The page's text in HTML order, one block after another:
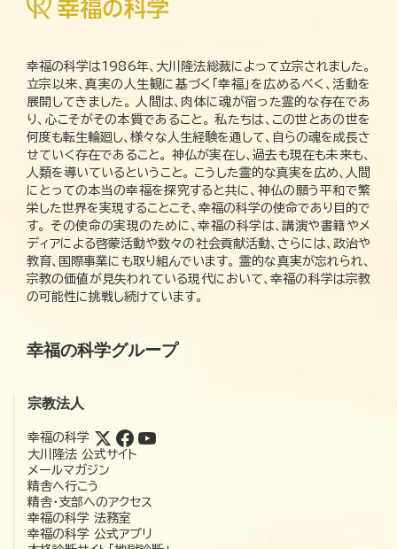
幸福の科学は1986年、大川隆法総裁によって立宗されました。
立宗以来、真実の人生観に基づく「幸福」を広めるべく、活動を
展開してきました。 人間は、肉体に魂が宿った霊的な存在であ
り、心こそがその本質であること。 私たちは、この世とあの世を
何度も転生輪廻し、様々な人生経験を通して、自らの魂を成長さ
せていく存在であること。 神仏が実在し、過去も現在も未来も、
人類を導いているということ。 こうした霊的な真実を広め、人間
にとっての本当の幸福を探究すると共に、神仏の願う平和で繁
栄した世界を実現することこそ、幸福の科学の使命であり目的で
す。 その使命の実現のために、幸福の科学は、講演や書籍やメ
ディアによる啓蒙活動や数々の社会貢献活動、さらには、政治や
教育、国際事業にも取り組んでいます。 霊的な真実が忘れられ、
宗教の価値が見失われている現代において、幸福の科学は宗教
の可能性に挑戦し続けています。
幸福の科学グループ
宗教法人
幸福の科学
大川隆法 公式サイト
メールマガジン
精舎へ行こう
精舎・支部へのアクセス
幸福の科学 法務室
幸福の科学 公式アプリ